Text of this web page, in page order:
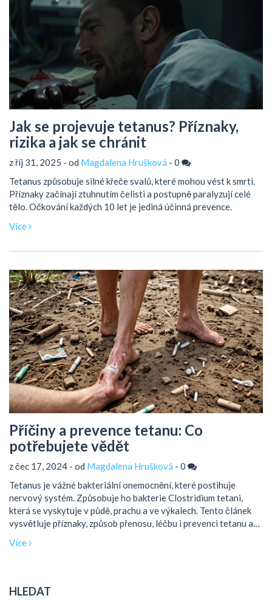
Jak se projevuje tetanus? Příznaky,
rizika a jak se chránit
z říj 31, 2025 - od Magdalena Hrušková - 0
Tetanus způsobuje silné křeče svalů, které mohou vést k smrti.
Příznaky začínají ztuhnutím čelisti a postupně paralyzují celé
tělo. Očkování každých 10 let je jediná účinná prevence.
Více
Příčiny a prevence tetanu: Co
potřebujete vědět
z čec 17, 2024 - od Magdalena Hrušková - 0
Tetanus je vážné bakteriální onemocnění, které postihuje
nervový systém. Způsobuje ho bakterie Clostridium tetani,
která se vyskytuje v půdě, prachu a ve výkalech. Tento článek
vysvětluje příznaky, způsob přenosu, léčbu i prevenci tetanu a
Více
HLEDAT